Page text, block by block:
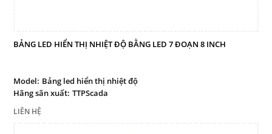
BẢNG LED HIỂN THỊ NHIỆT ĐỘ BẰNG LED 7 ĐOẠN 8 INCH
Model: Bảng led hiển thị nhiệt độ
Hãng sãn xuất: TTPScada
LIÊN HỆ